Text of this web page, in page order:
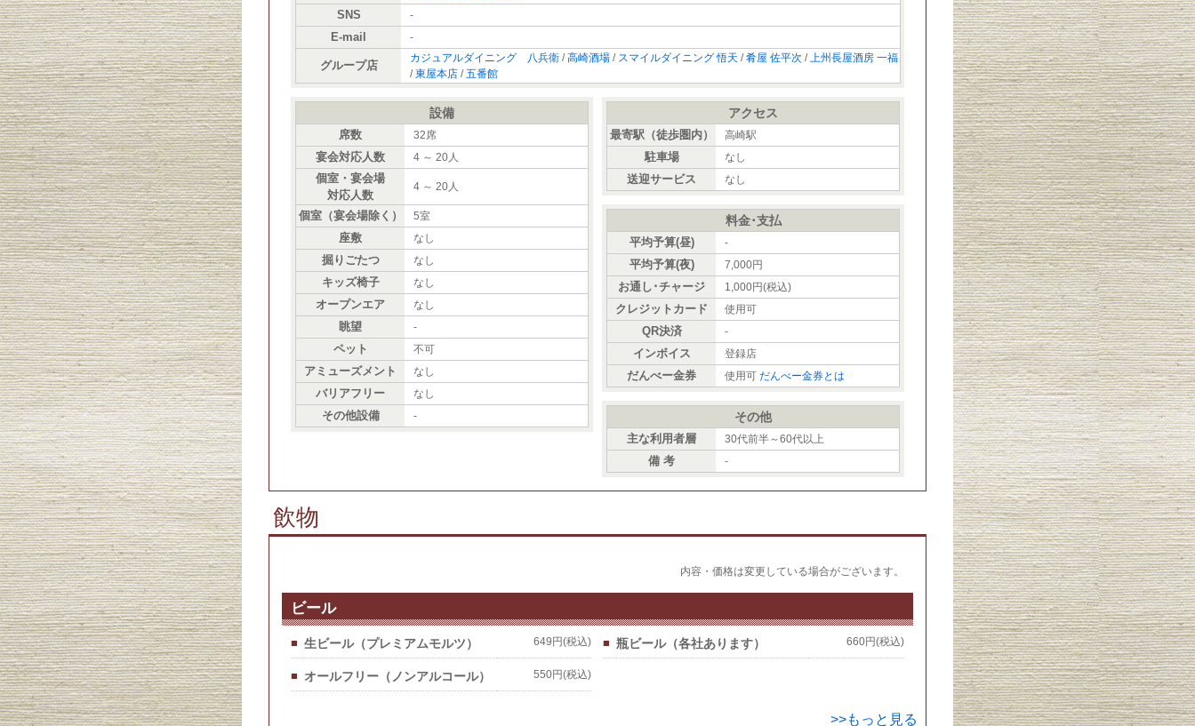
SNS -
E-mail -
グループ店
カジュアルダイニング 八兵衛 /高崎酒場 / スマイルダイニング 悟天 /肴屋 佐平次 /上州長屋酒房 一福
/東屋本店 /五番館
設備
席数 32席
宴会対応人数 4 ～ 20人
個室・宴会場
対応人数
4 ～ 20人
個室（宴会場除く） 5室
座敷 なし
掘りごたつ なし
キッズ椅子 なし
オープンエア なし
眺望 -
ペット 不可
アミューズメント なし
バリアフリー なし
その他設備 -
アクセス
最寄駅（徒歩圏内） 高崎駅
駐車場 なし
送迎サービス なし
料金･支払
平均予算(昼) -
平均予算(夜) 7,000円
お通し･チャージ 1,000円(税込)
クレジットカード 使用可
QR決済 -
インボイス 登録店
だんべー金券 使用可 だんべー金券とは
その他
主な利用者層 30代前半～60代以上
備 考 -
飲物
内容・価格は変更している場合がございます。
ビール
■ 生ビール（プレミアムモルツ） 649円(税込) ■ 瓶ビール（各社あります） 660円(税込)
■ オールフリー（ノンアルコール） 550円(税込)
>>もっと見る